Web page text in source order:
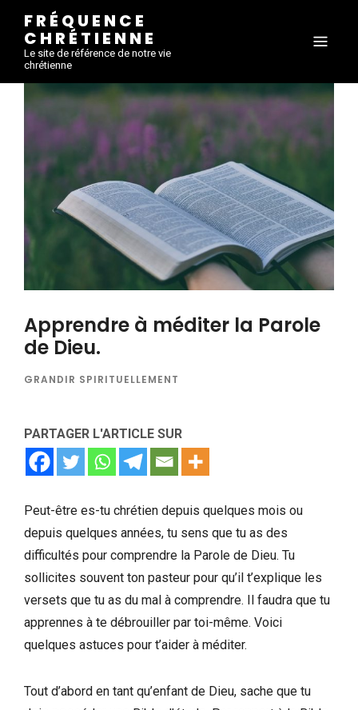
FRÉQUENCE
CHRÉTIENNE
Le site de référence de notre vie
chrétienne
Apprendre à méditer la Parole
de Dieu.
GRANDIR SPIRITUELLEMENT
PARTAGER L'ARTICLE SUR
Peut-être es-tu chrétien depuis quelques mois ou
depuis quelques années, tu sens que tu as des
difficultés pour comprendre la Parole de Dieu. Tu
sollicites souvent ton pasteur pour qu’il t’explique les
versets que tu as du mal à comprendre. Il faudra que tu
apprennes à te débrouiller par toi-même. Voici
quelques astuces pour t’aider à méditer.
Tout d’abord en tant qu’enfant de Dieu, sache que tu